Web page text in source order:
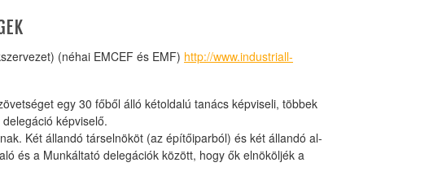
(néhai EMCEF és EMF) http://www.industriall-
egy 30 főből álló kétoldalú tanács képviseli, többek
képviselő.
Két állandó társelnököt (az építőiparból) és két állandó al-
és a Munkáltató delegációk között, hogy ők elnököljék a